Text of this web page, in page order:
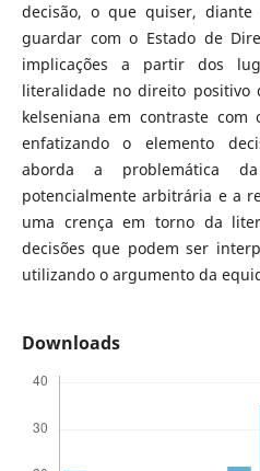
decisão, o que quiser,
guardar com o Estado de
implicações a partir dos
literalidade no direito positivo
kelseniana em contraste com
enfatizando o elemento
aborda a problemática
potencialmente arbitrária e a
uma crença em torno da
decisões que podem ser
utilizando o argumento da
Downloads